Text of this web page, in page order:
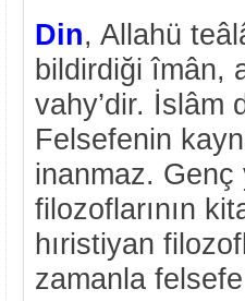
Din, Allahü
bildirdiği îmân,
vahy’dir. İslâm
Felsefenin
inanmaz. Genç
filozoflarının
hıristiyan
zamanla